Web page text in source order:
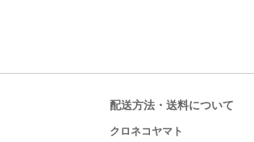
配送方法・送料について
クロネコヤマト